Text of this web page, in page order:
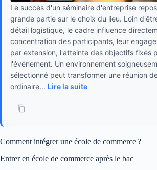
Le succès d'un séminaire d'entreprise
grande partie sur le choix du lieu. Loin
détail logistique, le cadre influence
concentration des participants, leur
par extension, l'atteinte des objectifs fixés
l'événement. Un environnement
sélectionné peut transformer une réunion
ordinaire... Lire la suite
Comment intégrer une école de commerce ?
Entrer en école de commerce après le bac